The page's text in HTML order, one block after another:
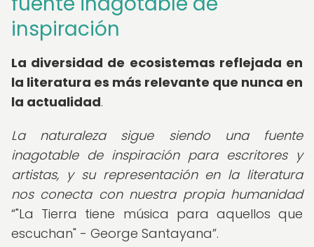
inspiración
La diversidad de ecosistemas reflejada en
la literatura es más relevante que nunca en
la actualidad.
La naturaleza sigue siendo una fuente
inagotable de inspiración para escritores y
artistas, y su representación en la literatura
nos conecta con nuestra propia humanidad
"La Tierra tiene música para aquellos que
escuchan" - George Santayana .